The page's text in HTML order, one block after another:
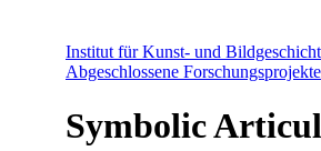
Institut für Kunst- und
Abgeschlossene Forschungsprojekte
Symbolic